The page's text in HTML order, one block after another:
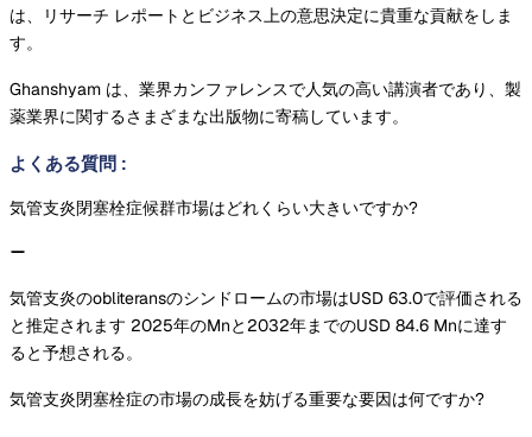
は、リサーチ レポートとビジネス上の意思決定に貴重な貢献をしま
す。
Ghanshyam は、業界カンファレンスで人気の高い講演者であり、製
薬業界に関するさまざまな出版物に寄稿しています。
よくある質問 :
気管支炎閉塞栓症候群市場はどれくらい大きいですか?
気管支炎のobliteransのシンドロームの市場はUSD 63.0で評価される
と推定されます 2025年のMnと2032年までのUSD 84.6 Mnに達す
ると予想される。
気管支炎閉塞栓症の市場の成長を妨げる重要な要因は何ですか?